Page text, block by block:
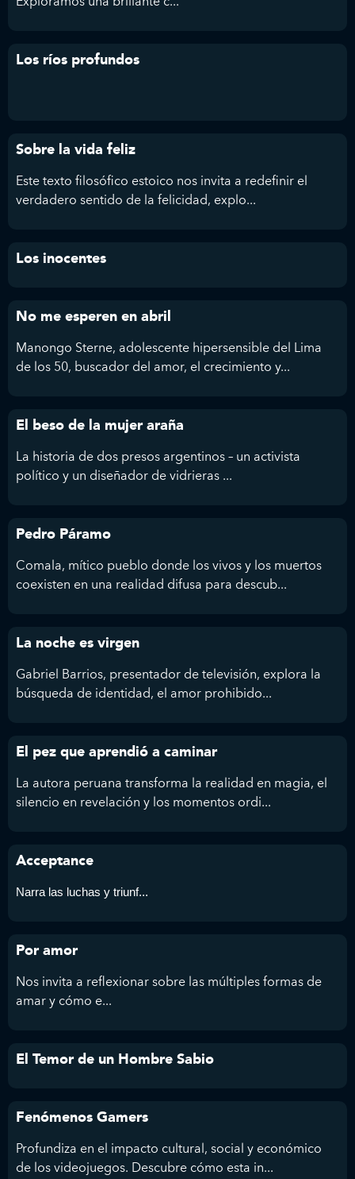
Los ríos profundos
Sobre la vida feliz
Este texto filosófico estoico nos invita a redefinir el
verdadero sentido de la felicidad, explo...
Los inocentes
No me esperen en abril
Manongo Sterne, adolescente hipersensible del Lima
de los 50, buscador del amor, el crecimiento y...
El beso de la mujer araña
La historia de dos presos argentinos – un activista
político y un diseñador de vidrieras ...
Pedro Páramo
Comala, mítico pueblo donde los vivos y los muertos
coexisten en una realidad difusa para descub...
La noche es virgen
Gabriel Barrios, presentador de televisión, explora la
búsqueda de identidad, el amor prohibido...
El pez que aprendió a caminar
La autora peruana transforma la realidad en magia, el
silencio en revelación y los momentos ordi...
Acceptance
Narra las luchas y triunf...
Por amor
Nos invita a reflexionar sobre las múltiples formas de
amar y cómo e...
El Temor de un Hombre Sabio
Fenómenos Gamers
Profundiza en el impacto cultural, social y económico
de los videojuegos. Descubre cómo esta in...